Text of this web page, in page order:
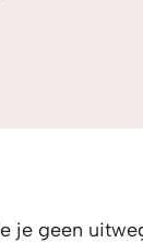
je geen